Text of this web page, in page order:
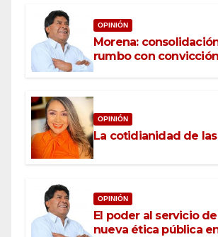
OPINIÓN
Morena:
rumbo con convicción
OPINIÓN
La cotidianidad de
OPINIÓN
El poder al servicio
nueva ética pública